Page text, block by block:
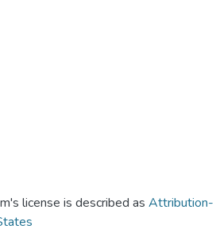
license is described as Attribution-